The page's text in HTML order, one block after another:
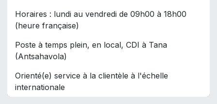
Horaires : lundi au vendredi de 09h00 à 18h00
(heure française)
Poste à temps plein, en local, CDI à Tana
(Antsahavola)
Orienté(e) service à la clientèle à l'échelle
internationale